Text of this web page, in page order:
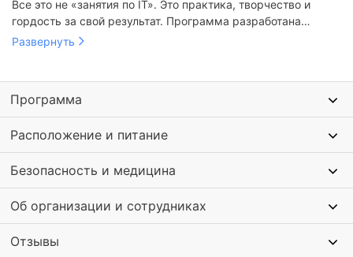
Все это не «занятия по IT». Это практика, творчество и
гордость за свой результат. Программа разработана
Департаментом регионального бизнеса Академии Синергия
По итогам смены, каждый получает официальный
сертификат, а главное реальный проект, который можно
показать в школе, на выставке или просто с гордостью
дома.
Развернуть
Программа
Расположение и питание
Безопасность и медицина
Об организации и сотрудниках
Отзывы